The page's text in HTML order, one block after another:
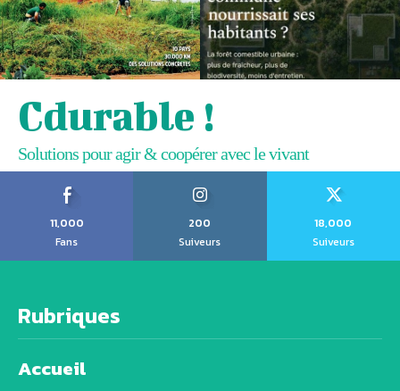
Cdurable !
Solutions pour agir & coopérer avec le vivant
11,000
Fans
200
Suiveurs
18,000
Suiveurs
Rubriques
Accueil